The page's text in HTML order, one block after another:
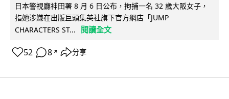
日本警視廳神田署 8 月 6 日公布，拘捕一名 32 歲大阪女子，
指她涉嫌在出版巨頭集英社旗下官方網店「JUMP
CHARACTERS ST...
閱讀全文
52 8 ↗ 分享